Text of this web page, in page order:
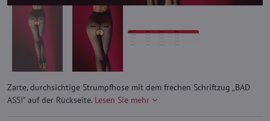
Zarte, durchsichtige Strumpfhose mit dem frechen Schriftzug „BAD
ASS!" auf der Rückseite. Lesen Sie mehr